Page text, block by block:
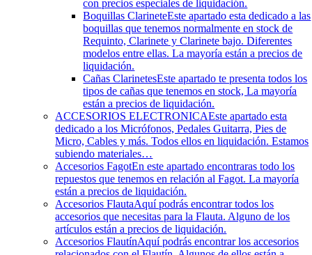
con precios especiales de liquidación.
Boquillas ClarineteEste apartado esta dedicado a las
boquillas que tenemos normalmente en stock de
Requinto, Clarinete y Clarinete bajo. Diferentes
modelos entre ellas. La mayoría están a precios de
liquidación.
Cañas ClarinetesEste apartado te presenta todos los
tipos de cañas que tenemos en stock, La mayoría
están a precios de liquidación.
ACCESORIOS ELECTRONICAEste apartado esta
dedicado a los Micrófonos, Pedales Guitarra, Pies de
Micro, Cables y más. Todos ellos en liquidación. Estamos
subiendo materiales…
Accesorios FagotEn este apartado encontraras todo los
repuestos que tenemos en relación al Fagot. La mayoría
están a precios de liquidación.
Accesorios FlautaAquí podrás encontrar todos los
accesorios que necesitas para la Flauta. Alguno de los
artículos están a precios de liquidación.
Accesorios FlautínAquí podrás encontrar los accesorios